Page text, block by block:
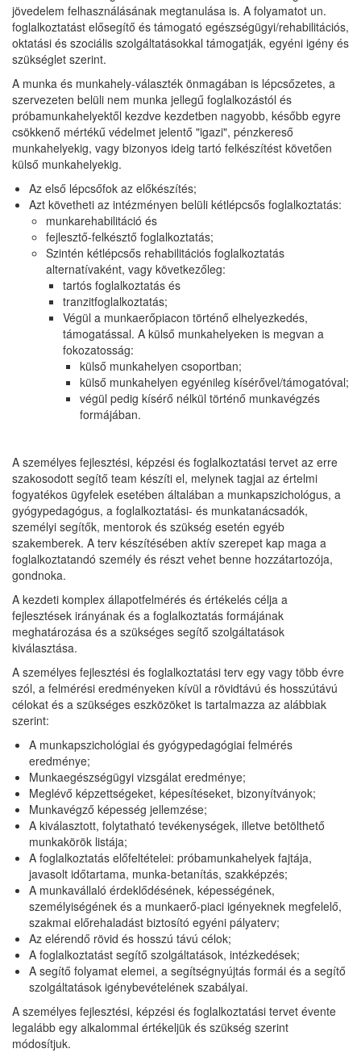
jövedelem felhasználásának megtanulása is. A folyamatot un.
foglalkoztatást elősegítő és támogató egészségügyi/rehabilitációs,
oktatási és szociális szolgáltatásokkal támogatják, egyéni igény és
szükséglet szerint.
A munka és munkahely-választék önmagában is lépcsőzetes, a
szervezeten belüli nem munka jellegű foglalkozástól és
próbamunkahelyektől kezdve kezdetben nagyobb, később egyre
csökkenő mértékű védelmet jelentő "igazi", pénzkereső
munkahelyekig, vagy bizonyos ideig tartó felkészítést követően
külső munkahelyekig.
Az első lépcsőfok az előkészítés;
Azt követheti az intézményen belüli kétlépcsős foglalkoztatás:
munkarehabilitáció és
fejlesztő-felkésztő foglalkoztatás;
Szintén kétlépcsős rehabilitációs foglalkoztatás
alternatívaként, vagy következőleg:
tartós foglalkoztatás és
tranzitfoglalkoztatás;
Végül a munkaerőpiacon történő elhelyezkedés,
támogatással. A külső munka­helyeken is megvan a
fokozatosság:
külső munkahelyen csoportban;
külső munkahelyen egyénileg kísérővel/támogatóval;
végül pedig kísérő nélkül történő munkavégzés
formájában.
A személyes fejlesztési, képzési és foglalkoztatási tervet az erre
szakosodott segítő team készíti el, melynek tagjai az értelmi
fogyatékos ügyfelek esetében általában a munkapszichológus, a
gyógypedagógus, a foglalkoztatási- és munkatanácsadók,
személyi segítők, mentorok és szükség esetén egyéb
szakemberek. A terv készítésében aktív szerepet kap maga a
foglalkoztatandó személy és részt vehet benne hozzátartozója,
gondnoka.
A kezdeti komplex állapotfelmérés és értékelés célja a
fejlesztések irányának és a foglalkoztatás formájának
meghatározása és a szükséges segítő szolgáltatások
kiválasztása.
A személyes fejlesztési és foglalkoztatási terv egy vagy több évre
szól, a felmérési eredményeken kívül a rövidtávú és hosszútávú
célokat és a szükséges eszközöket is tartalmazza az alábbiak
szerint:
A munkapszichológiai és gyógypedagógiai felmérés
eredménye;
Munkaegészségügyi vizsgálat eredménye;
Meglévő képzettségeket, képesítéseket, bizonyítványok;
Munkavégző képesség jellemzése;
A kiválasztott, folytatható tevékenységek, illetve betölthető
munkakörök listája;
A foglalkoztatás előfeltételei: próbamunkahelyek fajtája,
javasolt időtartama, munka-betanítás, szakképzés;
A munkavállaló érdeklődésének, képességének,
személyiségének és a munkaerő-piaci igényeknek megfelelő,
szakmai előrehaladást biztosító egyéni pályaterv;
Az elérendő rövid és hosszú távú célok;
A foglalkoztatást segítő szolgáltatások, intézkedések;
A segítő folyamat elemei, a segítségnyújtás formái és a segítő
szolgáltatások igénybevételének szabályai.
A személyes fejlesztési, képzési és foglalkoztatási tervet évente
legalább egy alkalommal értékeljük és szükség szerint
módosítjuk.